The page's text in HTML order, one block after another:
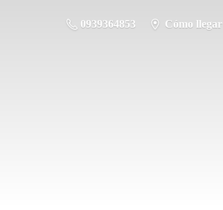
0939364853 Cómo llegar